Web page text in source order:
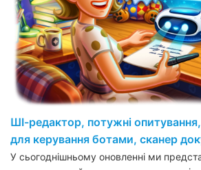
ШІ-редактор, потужні
для керування ботами, сканер
У сьогоднішньому оновленні ми